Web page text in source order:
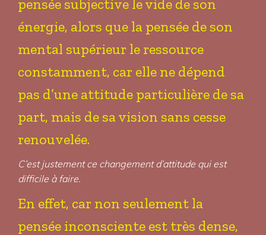
pensée subjective le vide de son
énergie, alors que la pensée de son
mental supérieur le ressource
constamment, car elle ne dépend
pas d’une attitude particulière de sa
part, mais de sa vision sans cesse
renouvelée.
C’est justement ce changement d’attitude qui est
difficile à faire.
En effet, car non seulement la
pensée inconsciente est très dense,